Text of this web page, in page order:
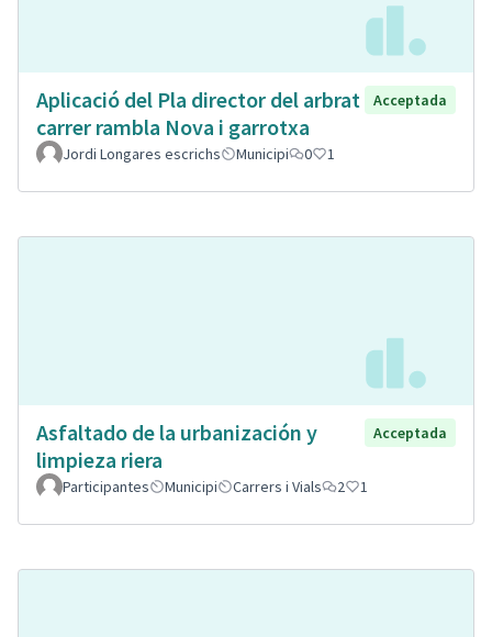
Aplicació del Pla director del arbrat
carrer rambla Nova i garrotxa
Acceptada
Jordi Longares escrichs Municipi 0 1
Asfaltado de la urbanización y
limpieza riera
Acceptada
Participantes Municipi Carrers i Vials 2 1